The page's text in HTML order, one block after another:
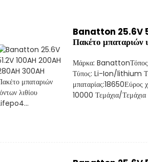
Banatton 25.6V
Πακέτο μπαταριών
Μάρκα: BanattonΤόπος
Τύπος: Li-Ion/lithium
10000 Τεμάχια/Τεμάχια